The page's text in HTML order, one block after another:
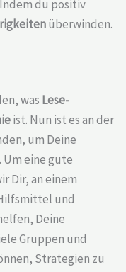
du positiv
überwinden.
was Lese-
ist. Nun ist es an der
um Deine
eine gute
Dir, an einem
und
Deine
Gruppen und
Strategien zu